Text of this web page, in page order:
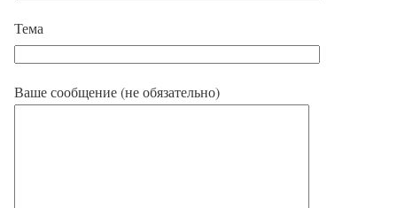
Тема
Ваше сообщение (не обязательно)